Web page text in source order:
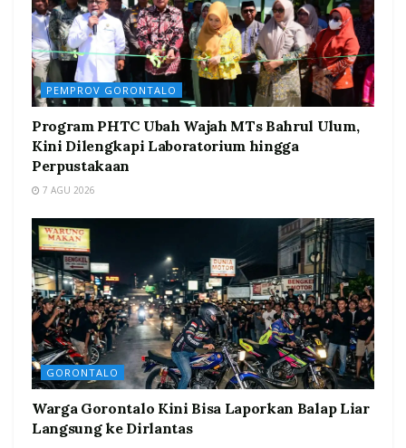
PEMPROV GORONTALO
Program PHTC Ubah Wajah MTs Bahrul Ulum,
Kini Dilengkapi Laboratorium hingga
Perpustakaan
7 AGU 2026
GORONTALO
Warga Gorontalo Kini Bisa Laporkan Balap Liar
Langsung ke Dirlantas